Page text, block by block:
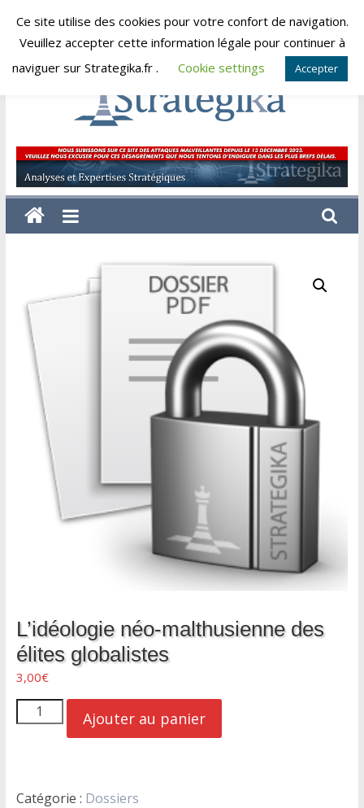
Skip
samedi, août 8, 2026
Strategika
Expertise
et
Analyses
L’idéologie néo-malthusienne des
élites globalistes
3,00€
quantité
de
malthusienne
Ajouter au panier
Catégorie : Dossiers
Ce site utilise des cookies pour votre confort de navigation.
Veuillez accepter cette information légale pour continuer à
naviguer sur Strategika.fr .
Cookie settings Accepter